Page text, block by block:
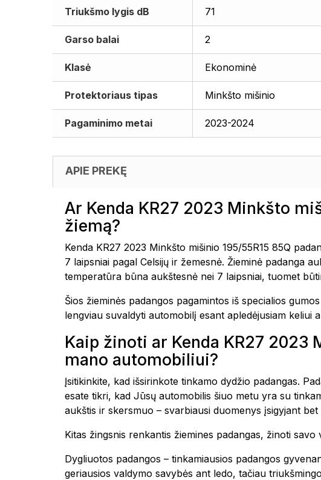
Triukšmo lygis dB 71
Garso balai 2
Klasė Ekonominė
Protektoriaus tipas Minkšto mišinio
Pagaminimo metai 2023-2024
APIE PREKĘ
Ar Kenda KR27 2023 Minkšto
žiemą?
Kenda KR27 2023 Minkšto mišinio 195/55R15 85Q
7 laipsniai pagal Celsijų ir žemesnė. Žieminė padanga
temperatūra būna aukštesnė nei 7 laipsniai, tuomet
Šios žieminės padangos pagamintos iš specialios
lengviau suvaldyti automobilį esant apledėjusiam keliui
Kaip žinoti ar Kenda KR27 2023
mano automobiliui?
Įsitikinkite, kad išsirinkote tinkamo dydžio padangas.
esate tikri, kad Jūsų automobilis šiuo metu yra su
aukštis ir skersmuo – svarbiausi duomenys įsigyjant bet
Kitas žingsnis renkantis žiemines padangas, žinoti savo
Dygliuotos padangos – tinkamiausios padangos
geriausios valdymo savybės ant ledo, tačiau